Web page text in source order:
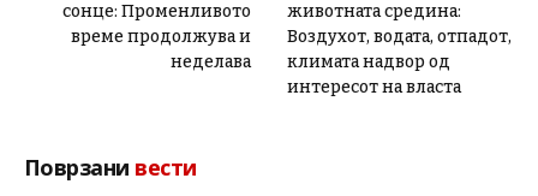
сонце: Променливото
време продолжува и
неделава
животната средина:
Воздухот, водата, отпадот,
климата надвор од
интересот на власта
Поврзани вести